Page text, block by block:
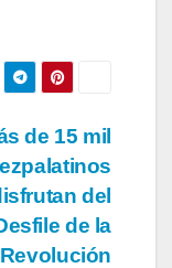
de 15 mil
del
de la
Revolución